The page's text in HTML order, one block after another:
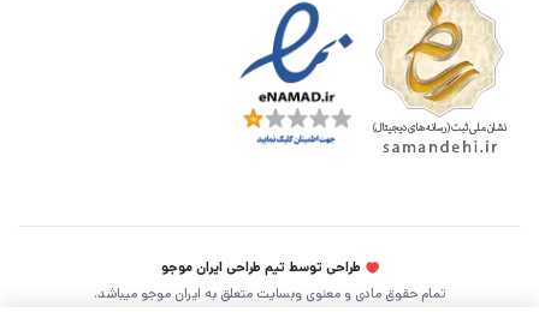
طراحی توسط تیم طراحی ایران موجو
تمام حقوق مادی و معنوی وبسایت متعلق به ایران موجو میباشد.